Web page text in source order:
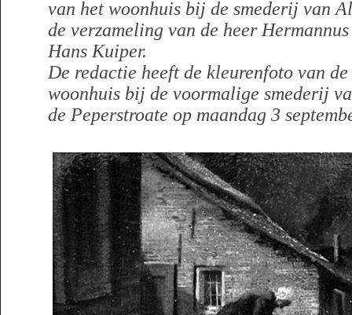
van het woonhuis bij de smederij van
de verzameling van de heer
Hans Kuiper.
De redactie heeft de kleurenfoto van
woonhuis bij de voormalige smederij
de Peperstroate op maandag 3